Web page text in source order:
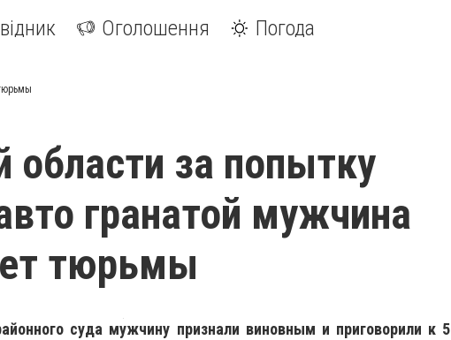
Оголошення Погода
области за попытку
гранатой мужчина
тюрьмы
суда мужчину признали виновным и приговорили к 5